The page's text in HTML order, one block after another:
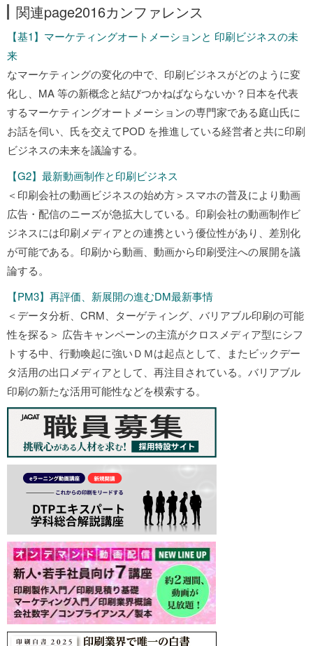
関連page2016カンファレンス
【基1】マーケティングオートメーションと 印刷ビジネスの未
来
なマーケティングの変化の中で、印刷ビジネスがどのように変
化し、MA 等の新概念と結びつかねばならないか？日本を代表
するマーケティングオートメーションの専門家である庭山氏に
お話を伺い、氏を交えてPOD を推進している経営者と共に印刷
ビジネスの未来を議論する。
【G2】最新動画制作と印刷ビジネス
＜印刷会社の動画ビジネスの始め方＞スマホの普及により動画
広告・配信のニーズが急拡大している。印刷会社の動画制作ビ
ジネスには印刷メディアとの連携という優位性があり、差別化
が可能である。印刷から動画、動画から印刷受注への展開を議
論する。
【PM3】再評価、新展開の進むDM最新事情
＜データ分析、CRM、ターゲティング、バリアブル印刷の可能
性を探る＞ 広告キャンペーンの主流がクロスメディア型にシフ
トする中、行動喚起に強いＤＭは起点として、またビックデー
タ活用の出口メディアとして、再注目されている。バリアブル
印刷の新たな活用可能性などを模索する。